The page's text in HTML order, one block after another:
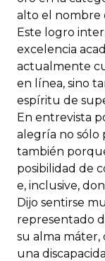
alto el nombre
Este logro
excelencia
actualmente
en línea, sino
espíritu de
En entrevista
alegría no sólo
también
posibilidad de
e, inclusive,
Dijo sentirse
representado
su alma máter,
una